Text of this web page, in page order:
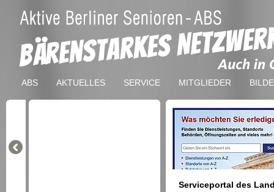
ABS AKTUELLES SERVICE MITGLIEDER
Serviceportal des